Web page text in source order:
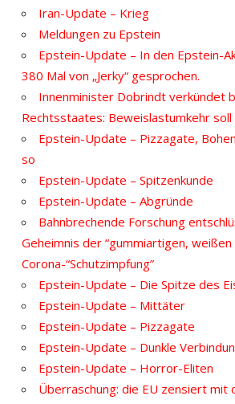
Iran-Update – Krieg
Meldungen zu Epstein
Epstein-Update – In den Epstein-
380 Mal von „Jerky“ gesprochen.
Innenminister Dobrindt verkündet
Rechtsstaates: Beweislastumkehr
Epstein-Update – Pizzagate,
so
Epstein-Update – Spitzenkunde
Epstein-Update – Abgründe
Bahnbrechende Forschung
Geheimnis der “gummiartigen, weißen
Corona-“Schutzimpfung”
Epstein-Update – Die Spitze des
Epstein-Update – Mittäter
Epstein-Update – Pizzagate
Epstein-Update – Dunkle
Epstein-Update – Horror-Eliten
Überraschung: die EU zensiert mit